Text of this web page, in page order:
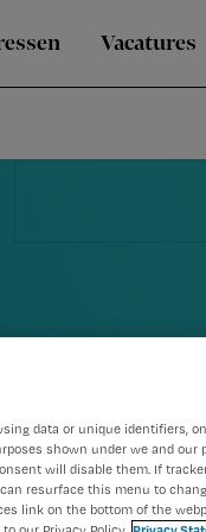
Vacatures
de
data or unique identifiers,
shown under we and our
will disable them. If
resurface this menu to
link on the bottom of the